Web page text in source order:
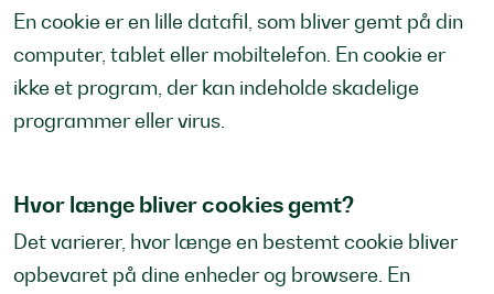
En cookie er en lille datafil, som bliver gemt på din
computer, tablet eller mobiltelefon. En cookie er
ikke et program, der kan indeholde skadelige
programmer eller virus.
Hvor længe bliver cookies gemt?
Det varierer, hvor længe en bestemt cookie bliver
opbevaret på dine enheder og browsere. En